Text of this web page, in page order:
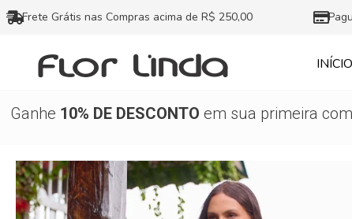
Ir
para
conteúdo
Frete Grátis nas Compras acima de R$ 250,00
INÍCIO
Ganhe 10% DE DESCONTO em sua primeira